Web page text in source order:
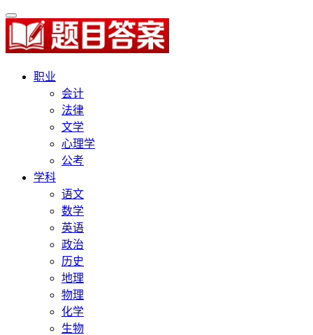
职业
会计
法律
文学
心理学
公考
学科
语文
数学
英语
政治
历史
地理
物理
化学
生物